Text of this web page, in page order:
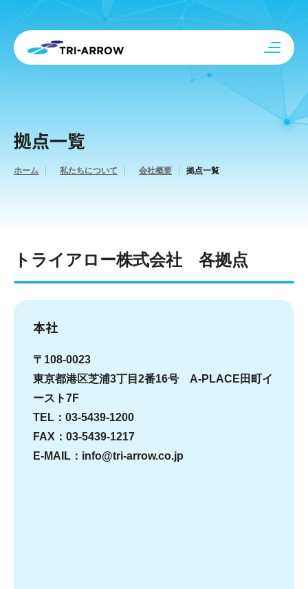
拠点一覧
ホーム 私たちについて 会社概要 拠点一覧
トライアロー株式会社 各拠点
本社
〒108-0023
東京都港区芝浦3丁目2番16号 A-PLACE田町イ
ースト7F
TEL：03-5439-1200
FAX：03-5439-1217
E-MAIL：info@tri-arrow.co.jp